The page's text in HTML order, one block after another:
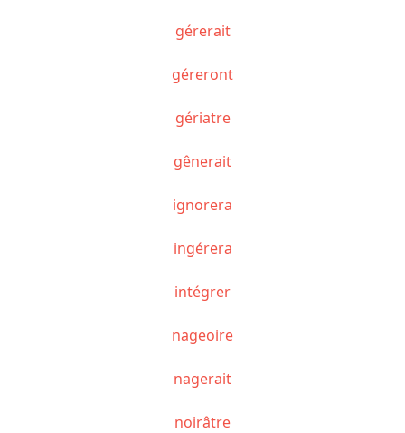
gérerait
géreront
gériatre
gênerait
ignorera
ingérera
intégrer
nageoire
nagerait
noirâtre